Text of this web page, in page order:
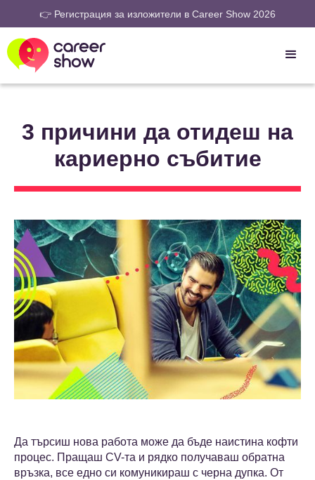
👉 Регистрация за изложители в Career Show 2026
3 причини да отидеш на
кариерно събитие
Да търсиш нова работа може да бъде наистина кофти
процес. Пращаш CV-та и рядко получаваш обратна
връзка, все едно си комуникираш с черна дупка. От